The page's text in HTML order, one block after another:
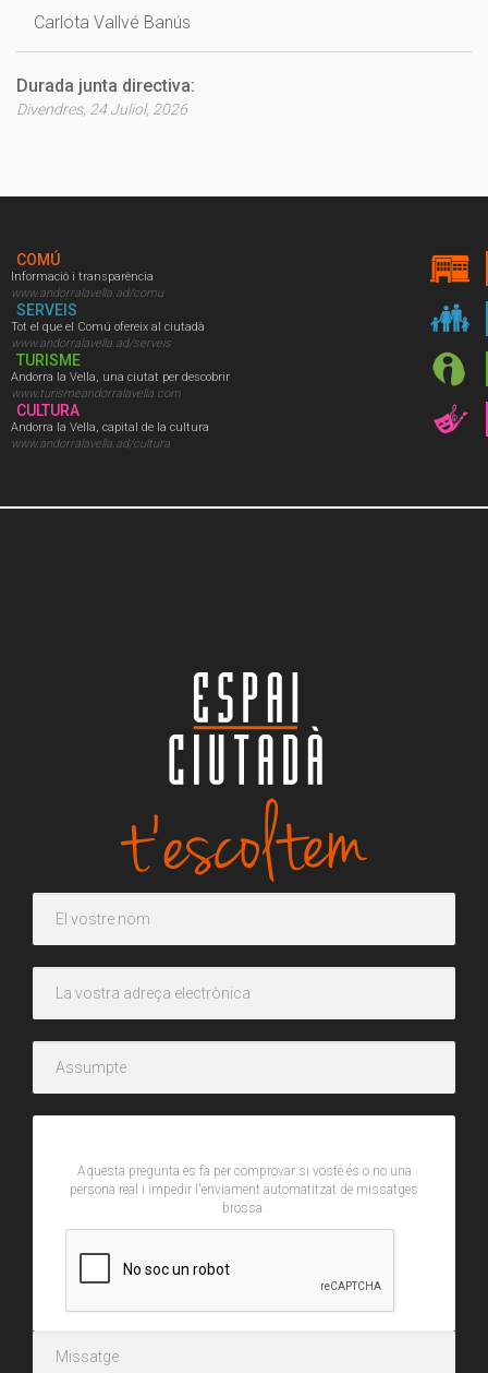
Carlota Vallvé Banús
Durada junta directiva:
Divendres, 24 Juliol, 2026
COMÚ
Informació i transparència
www.andorralavella.ad/comu
SERVEIS
Tot el que el Comú ofereix al ciutadà
www.andorralavella.ad/serveis
TURISME
Andorra la Vella, una ciutat per descobrir
www.turismeandorralavella.com
CULTURA
Andorra la Vella, capital de la cultura
www.andorralavella.ad/cultura
Aquesta pregunta es fa per comprovar si vostè és o no una
persona real i impedir l'enviament automatitzat de missatges
brossa.